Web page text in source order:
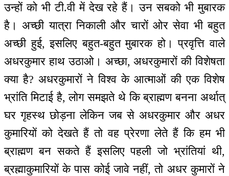
उन्हों को भी टी.वी में देख रहे हैं। उन सबको भी मुबारक
है। अच्छी यात्रा निकाली और चारों ओर सेवा भी बहुत
अच्छी हुई, इसलिए बहुत-बहुत मुबारक हो। प्रवृत्ति वाले
अधरकुमार हाथ उठाओ। अच्छा, अधरकुमारों की विशेषता
क्या है? अधरकुमारों ने विश्व के आत्माओं की एक विशेष
भ्रांति मिटाई है, लोग समझते थे कि ब्राह्मण बनना अर्थात्
घर गृहस्थ छोड़ना लेकिन जब से अधरकुमार और अधर
कुमारियों को देखते हैं तो वह प्रेरणा लेते हैं कि हम भी
ब्राह्मण बन सकते हैं इसलिए पहली जो भ्रांतियां थी,
ब्रह्माकुमारियों के पास कोई जावे नहीं, तो अधर कुमारों ने